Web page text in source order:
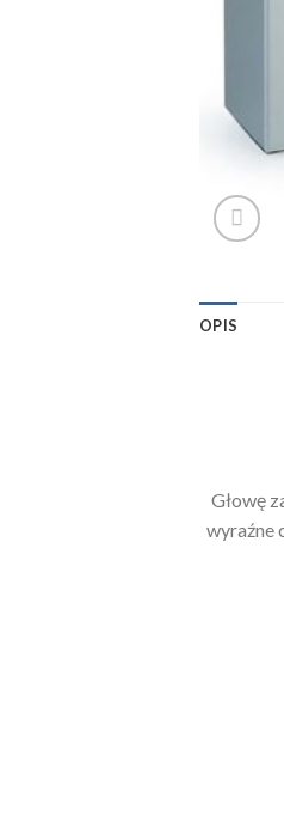
OPIS
Głowę
wyraźne